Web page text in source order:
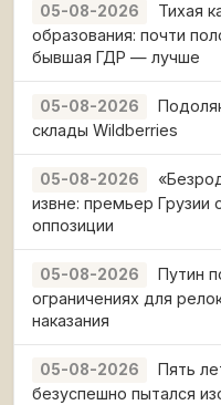
05-08-2026
Тихая
образования: почти
бывшая ГДР — лучше
05-08-2026
склады Wildberries
05-08-2026
извне: премьер
оппозиции
05-08-2026
Путин
ограничениях для
наказания
05-08-2026
Пять
безуспешно пытался